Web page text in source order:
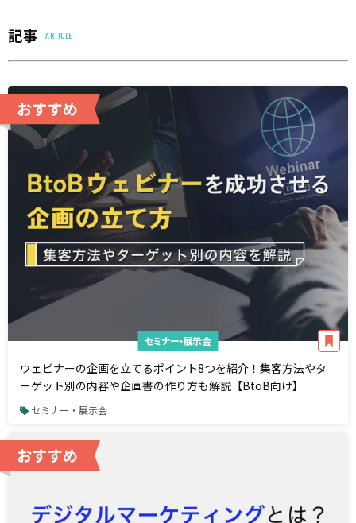
記事 ARTICLE
セミナー・展示会
ウェビナーの企画を立てるポイント8つを紹介！集客方法やタ
ーゲット別の内容や企画書の作り方も解説【BtoB向け】
セミナー・展示会